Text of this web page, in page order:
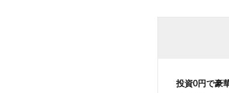
投資0円で豪